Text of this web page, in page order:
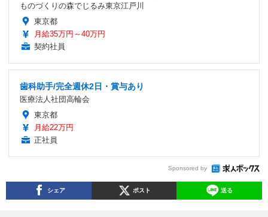
ものづくりの森でじるみ東京江戸川
東京都
月給35万円～40万円
契約社員
歯科助手/完全週休2日・賞与あり
医療法人社団高輪会
東京都
月給22万円
正社員
Sponsored by
シェア ポスト 送る